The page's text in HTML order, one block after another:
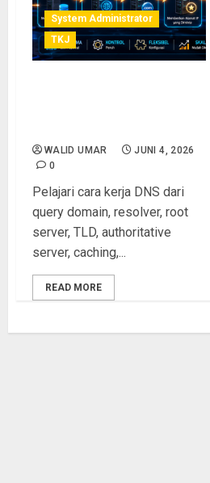
System Administrator
TKJ
WALID UMAR
JUNI 4, 2026
0
Pelajari cara kerja DNS dari
query domain, resolver, root
server, TLD, authoritative
server, caching,...
READ MORE